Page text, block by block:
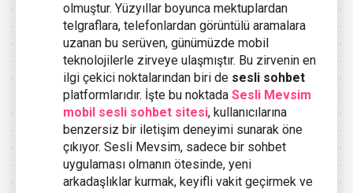
olmuştur. Yüzyıllar boyunca mektuplardan
telgraflara, telefonlardan görüntülü aramalara
uzanan bu serüven, günümüzde mobil
teknolojilerle zirveye ulaşmıştır. Bu zirvenin en
ilgi çekici noktalarından biri de sesli sohbet
platformlarıdır. İşte bu noktada Sesli Mevsim
mobil sesli sohbet sitesi, kullanıcılarına
benzersiz bir iletişim deneyimi sunarak öne
çıkıyor. Sesli Mevsim, sadece bir sohbet
uygulaması olmanın ötesinde, yeni
arkadaşlıklar kurmak, keyifli vakit geçirmek ve